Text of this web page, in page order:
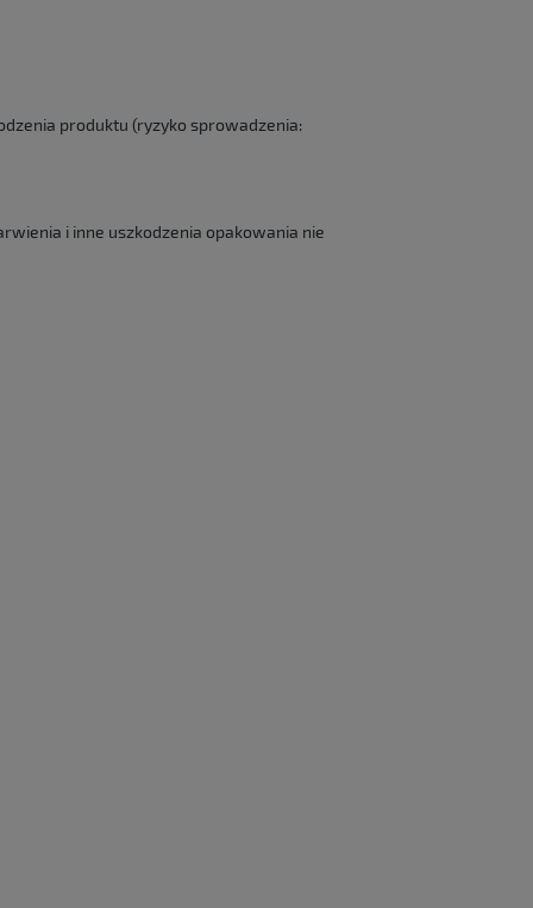
produktu (ryzyko sprowadzenia:
i inne uszkodzenia opakowania nie